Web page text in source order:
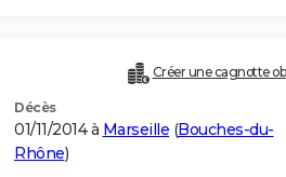
Créer une cagnotte
Décès
01/11/2014 à Marseille (Bouches-du-
Rhône)